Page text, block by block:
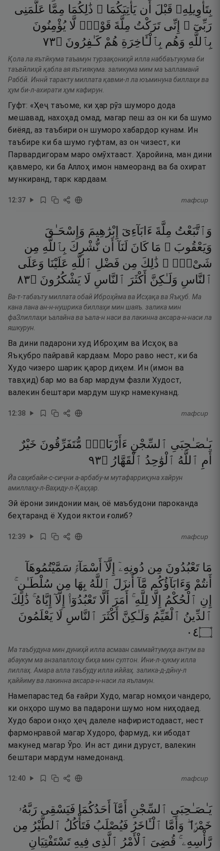
بِتَأْوِيلِهِۦ قَبْلَ أَن يَأْتِيَكُمَا ۚ ذَٰلِكُمَا مِمَّا عَلَّمَنِى
رَبِّىٓ ۚ إِنِّى تَرَكْتُ مِلَّةَ قَوْمٍۢ لَّا يُؤْمِنُونَ
بِٱللَّهِ وَهُم بِٱلْـَٔاخِرَةِ هُمْ كَـٰفِرُونَ ۝٣٧
Қола ла яътӣкума таъамун турзақониҳӣ илла наббаътукума би
таъвӣлиҳӣ қабла ая яътиякума. заликума мим ма ъалламанӣ
Раббӣ. Иннӣ таракту миллата қавми-л ла юъминуна биллаҳи ва
ҳум би-л-ахирати ҳум кафирун.
Гуфт: «Ҳеҷ таъоме, ки ҳар рӯз шуморо дода
мешавад, нахоҳад омад, магар пеш аз он ки ба шумо
биёяд, аз таъбири он шуморо хабардор кунам. Ин
таъбире ки ба шумо гуфтам, аз он чизест, ки
Парвардигорам маро омӯхтааст. Ҳаройина, ман дини
қавмеро, ки ба Аллоҳ имон намеоранд ва ба охират
мункиранд, тарк кардаам.
12:37 тафсир
وَٱتَّبَعْتُ مِلَّةَ ءَابَآءِىٓ إِبْرَٰهِيمَ وَإِسْحَـٰقَ
وَيَعْقُوبَ ۚ مَا كَانَ لَنَآ أَن نُّشْرِكَ بِٱللَّهِ مِن
شَىْءٍۢ ۚ ذَٰلِكَ مِن فَضْلِ ٱللَّهِ عَلَيْنَا وَعَلَى
ٱلنَّاسِ وَلَـٰكِنَّ أَكْثَرَ ٱلنَّاسِ لَا يَشْكُرُونَ ۝٣٨
Ва-т-табаъту миллата обаӣ Иброҳӣма ва Исҳақа ва Яъқуб. Ма
кана лана ан-н-нушрика биллаҳи мин шаяъ. залика мин
фаЗлиллаҳи ъалайна ва ъала-н наси ва лакинна аксара-н-наси ла
яшкурун.
Ва дини падарони худ Иброҳим ва Исҳоқ ва
Яъқубро пайравӣ кардаам. Моро раво нест, ки ба
Худо чизеро шарик қарор диҳем. Ин (имон ва
тавҳид) бар мо ва бар мардум фазли Худост,
валекин бештари мардум шукр намекунанд.
12:38 тафсир
يَـٰصَـٰحِبَىِ ٱلسِّجْنِ ءَأَرْبَابٌۭ مُّتَفَرِّقُونَ خَيْرٌ
أَمِ ٱللَّهُ ٱلْوَٰحِدُ ٱلْقَهَّارُ ۝٣٩
Йа саҳибайи-с-сиҷни а-арбабу-м мутафарриқуна хайрун
амиллаҳу-л-Ваҳиду-л-Қаҳҳар.
Эй ёрони зиндонии ман, оё маъбудони пароканда
беҳтаранд ё Худои яктои ғолиб?
12:39 тафсир
مَا تَعْبُدُونَ مِن دُونِهِۦٓ إِلَّآ أَسْمَآءًۭ سَمَّيْتُمُوهَآ
أَنتُمْ وَءَابَآؤُكُم مَّآ أَنزَلَ ٱللَّهُ بِهَا مِن سُلْطَـٰنٍ ۚ
إِنِ ٱلْحُكْمُ إِلَّا لِلَّهِ ۚ أَمَرَ أَلَّا تَعْبُدُوٓا۟ إِلَّآ إِيَّاهُ ۚ ذَٰلِكَ
ٱلدِّينُ ٱلْقَيِّمُ وَلَـٰكِنَّ أَكْثَرَ ٱلنَّاسِ لَا يَعْلَمُونَ
۝٤٠
Ма таъбудуна мин дуниҳӣ илла асмаан саммайтумуҳа антум ва
абаукум ма анзалаллоҳу биҳа мин султон. Ини-л-ҳукму илла
лиллаҳ. Амара алла таъбуду илла иййаҳ. залика-д-дӣну-л
қаййиму ва лакинна аксара-н-наси ла яъламун.
Намепарастед ба ғайри Худо, магар номҳои чандеро,
ки онҳоро шумо ва падарони шумо ном ниҳодаед.
Худо барои онҳо ҳеҷ далеле нафиристодааст, нест
фармонравоӣ магар Худоро, фармуд, ки ибодат
макунед магар Ӯро. Ин аст дини дуруст, валекин
бештари мардум намедонанд.
12:40 тафсир
يَـٰصَـٰحِبَىِ ٱلسِّجْنِ أَمَّآ أَحَدُكُمَا فَيَسْقِى رَبَّهُۥ
خَمْرًۭا ۖ وَأَمَّا ٱلْـَٔاخَرُ فَيُصْلَبُ فَتَأْكُلُ ٱلطَّيْرُ مِن
رَّأْسِهِۦ ۚ قُضِىَ ٱلْأَمْرُ ٱلَّذِى فِيهِ تَسْتَفْتِيَانِ